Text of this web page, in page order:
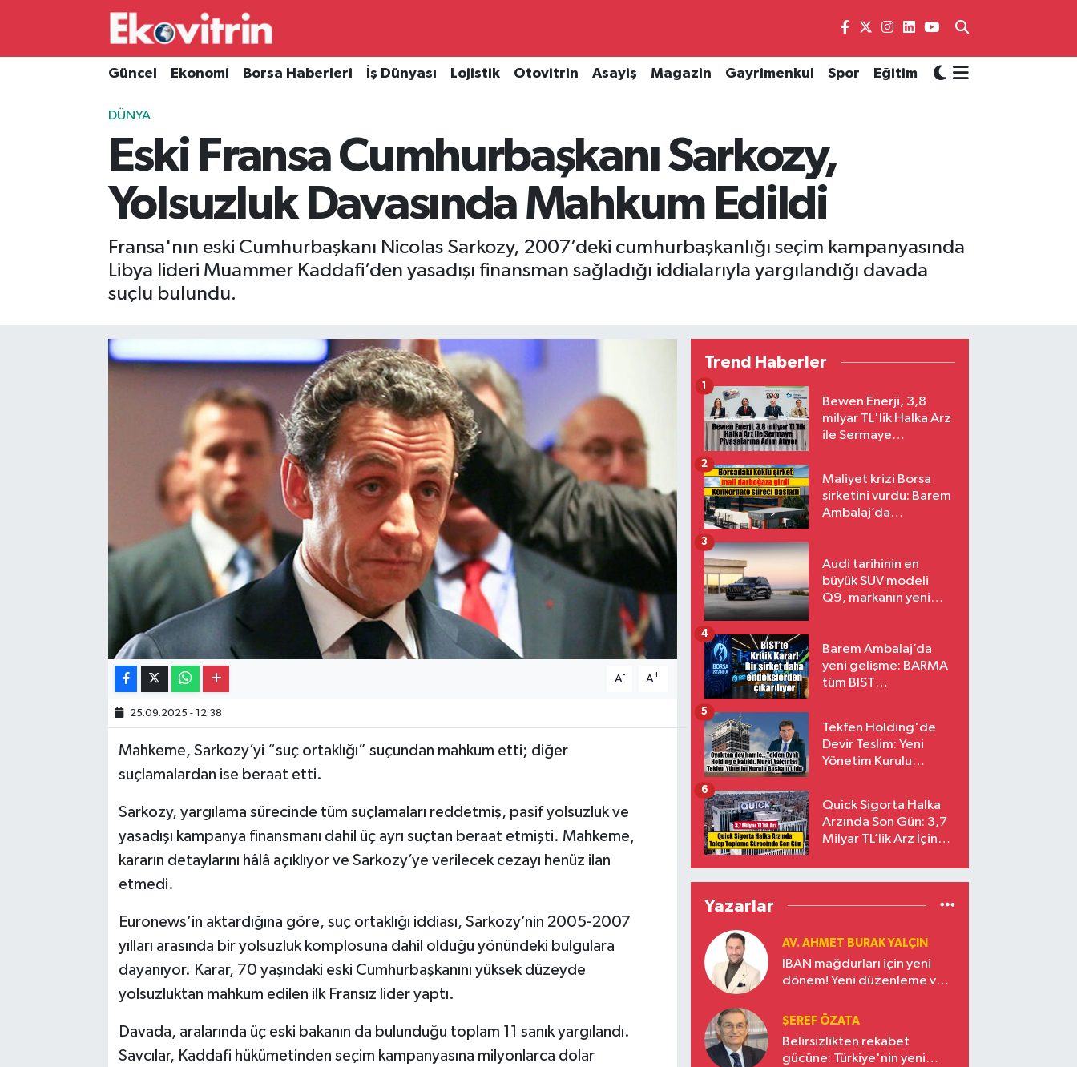
Güncel Ekonomi Borsa Haberleri İş Dünyası Lojistik Otovitrin Asayiş Magazin Gayrimenkul Spor Eğitim
DÜNYA
Eski Fransa Cumhurbaşkanı Sarkozy,
Yolsuzluk Davasında Mahkum Edildi
Fransa'nın eski Cumhurbaşkanı Nicolas Sarkozy, 2007’deki cumhurbaşkanlığı seçim kampanyasında
Libya lideri Muammer Kaddafi’den yasadışı finansman sağladığı iddialarıyla yargılandığı davada
suçlu bulundu.
A- A+
25.09.2025 - 12:38
Mahkeme, Sarkozy’yi “suç ortaklığı” suçundan mahkum etti; diğer
suçlamalardan ise beraat etti.
Sarkozy, yargılama sürecinde tüm suçlamaları reddetmiş, pasif yolsuzluk ve
yasadışı kampanya finansmanı dahil üç ayrı suçtan beraat etmişti. Mahkeme,
kararın detaylarını hâlâ açıklıyor ve Sarkozy’ye verilecek cezayı henüz ilan
etmedi.
Euronews’in aktardığına göre, suç ortaklığı iddiası, Sarkozy’nin 2005-2007
yılları arasında bir yolsuzluk komplosuna dahil olduğu yönündeki bulgulara
dayanıyor. Karar, 70 yaşındaki eski Cumhurbaşkanını yüksek düzeyde
yolsuzluktan mahkum edilen ilk Fransız lider yaptı.
Davada, aralarında üç eski bakanın da bulunduğu toplam 11 sanık yargılandı.
Savcılar, Kaddafi hükümetinden seçim kampanyasına milyonlarca dolar
Trend Haberler
Bewen Enerji, 3,8
milyar TL'lik Halka Arz
ile Sermaye
1
Maliyet krizi Borsa
şirketini vurdu: Barem
Ambalaj’da
2
Audi tarihinin en
büyük SUV modeli
Q9, markanın yeni
3
Barem Ambalaj’da
yeni gelişme: BARMA
tüm BIST
4
Tekfen Holding'de
Devir Teslim: Yeni
Yönetim Kurulu
5
Quick Sigorta Halka
Arzında Son Gün: 3,7
Milyar TL’lik Arz İçin
Eriyor
6
Yazarlar
AV. AHMET BURAK YALÇIN
IBAN mağdurları için yeni
dönem! Yeni düzenleme ve
ŞEREF ÖZATA
Belirsizlikten rekabet
gücüne: Türkiye'nin yeni
Güncel
Borsa Haberleri
İş Dünyası
Hava Durumu
Süper Lig Puan Durumu ve Fikstür
Tüm Manşetler
Son Dakika Haberleri
Haber Arşivi